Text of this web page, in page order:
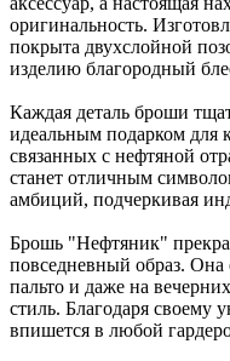
оригинальность.
покрыта двухслойной
изделию благородный
Каждая деталь броши
идеальным подарком для
связанных с нефтяной
станет отличным
амбиций, подчеркивая
Брошь "Нефтяник"
повседневный образ. Она
пальто и даже на
стиль. Благодаря своему
впишется в любой